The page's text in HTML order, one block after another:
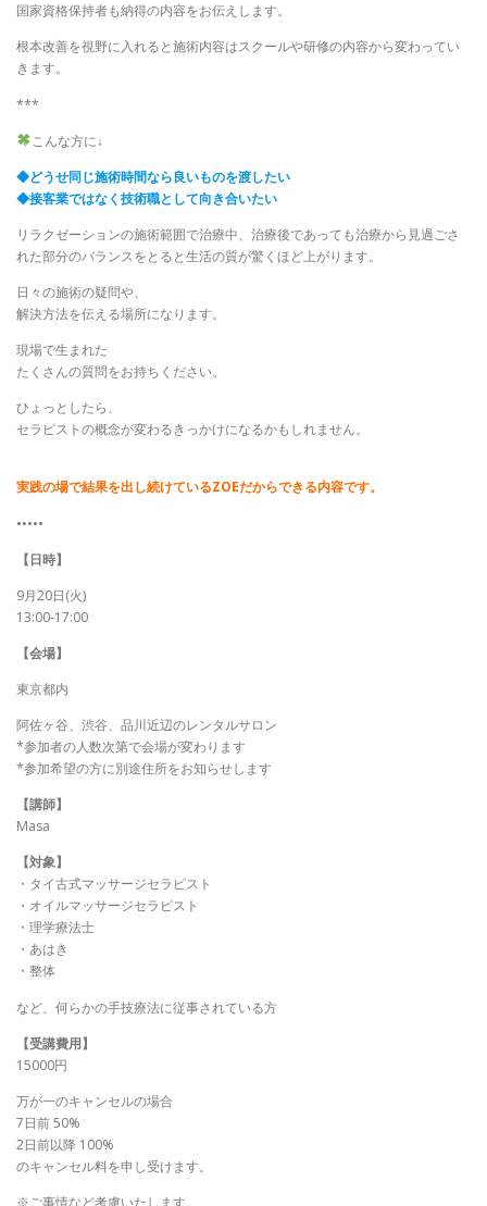
国家資格保持者も納得の内容をお伝えします。
根本改善を視野に入れると施術内容はスクールや研修の内容から変わってい
きます。
***
こんな方に↓
◆どうせ同じ施術時間なら良いものを渡したい
◆接客業ではなく技術職として向き合いたい
リラクゼーションの施術範囲で治療中、治療後であっても治療から見過ごさ
れた部分のバランスをとると生活の質が驚くほど上がります。
日々の施術の疑問や、
解決方法を伝える場所になります。
現場で生まれた
たくさんの質問をお持ちください。
ひょっとしたら、
セラピストの概念が変わるきっかけになるかもしれません。
実践の場で結果を出し続けているZOEだからできる内容です。
•••••
【日時】
9月20日(火)
13:00-17:00
【会場】
東京都内
阿佐ヶ谷、渋谷、品川近辺のレンタルサロン
*参加者の人数次第で会場が変わります
*参加希望の方に別途住所をお知らせします
【講師】
Masa
【対象】
・タイ古式マッサージセラピスト
・オイルマッサージセラピスト
・理学療法士
・あはき
・整体
など、何らかの手技療法に従事されている方
【受講費用】
15000円
万が一のキャンセルの場合
7日前 50%
2日前以降 100%
のキャンセル料を申し受けます。
※ご事情など考慮いたします。